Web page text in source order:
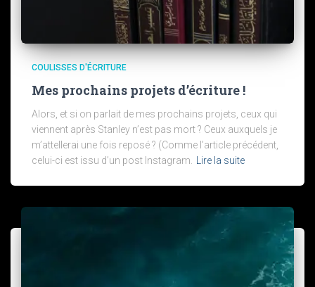
COULISSES D'ÉCRITURE
Mes prochains projets d’écriture !
Alors, et si on parlait de mes prochains projets, ceux qui
viennent après Stanley n’est pas mort ? Ceux auxquels je
m’attellerai une fois reposé ? (Comme l’article précédent,
celui-ci est issu d’un post Instagram. Lire la suite